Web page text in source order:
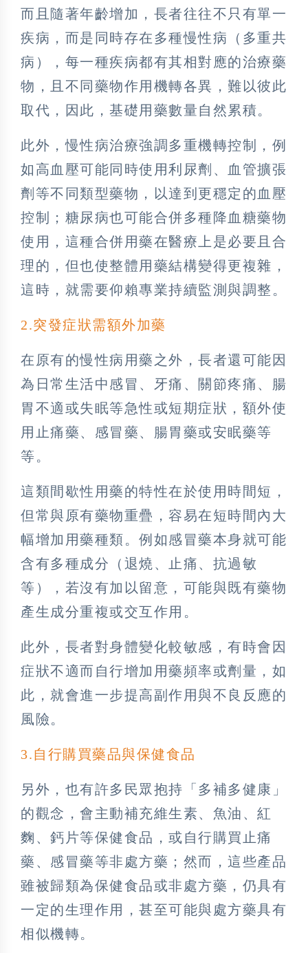
而且隨著年齡增加，長者往往不只有單一
疾病，而是同時存在多種慢性病（多重共
病），每一種疾病都有其相對應的治療藥
物，且不同藥物作用機轉各異，難以彼此
取代，因此，基礎用藥數量自然累積。
此外，慢性病治療強調多重機轉控制，例
如高血壓可能同時使用利尿劑、血管擴張
劑等不同類型藥物，以達到更穩定的血壓
控制；糖尿病也可能合併多種降血糖藥物
使用，這種合併用藥在醫療上是必要且合
理的，但也使整體用藥結構變得更複雜，
這時，就需要仰賴專業持續監測與調整。
2️.突發症狀需額外加藥
在原有的慢性病用藥之外，長者還可能因
為日常生活中感冒、牙痛、關節疼痛、腸
胃不適或失眠等急性或短期症狀，額外使
用止痛藥、感冒藥、腸胃藥或安眠藥等
等。
這類間歇性用藥的特性在於使用時間短，
但常與原有藥物重疊，容易在短時間內大
幅增加用藥種類。例如感冒藥本身就可能
含有多種成分（退燒、止痛、抗過敏
等），若沒有加以留意，可能與既有藥物
產生成分重複或交互作用。
此外，長者對身體變化較敏感，有時會因
症狀不適而自行增加用藥頻率或劑量，如
此，就會進一步提高副作用與不良反應的
風險。
3️.自行購買藥品與保健食品
另外，也有許多民眾抱持「多補多健康」
的觀念，會主動補充維生素、魚油、紅
麴、鈣片等保健食品，或自行購買止痛
藥、感冒藥等非處方藥；然而，這些產品
雖被歸類為保健食品或非處方藥，仍具有
一定的生理作用，甚至可能與處方藥具有
相似機轉。